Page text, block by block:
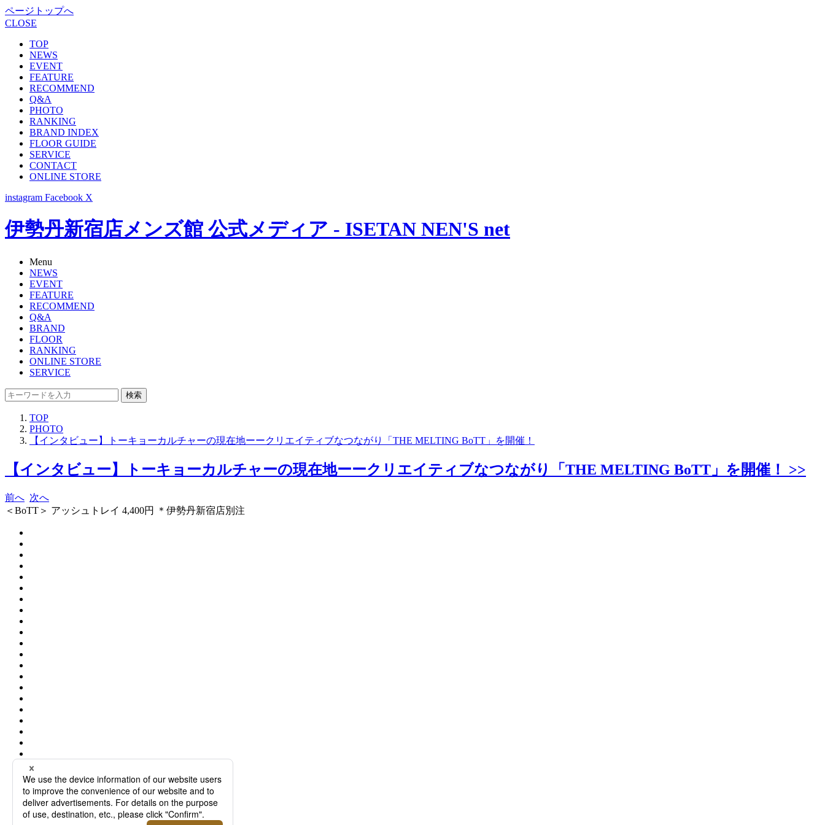
ページトップへ
CLOSE
TOP
NEWS
EVENT
FEATURE
RECOMMEND
Q&A
PHOTO
RANKING
BRAND INDEX
FLOOR GUIDE
SERVICE
CONTACT
ONLINE STORE
instagram Facebook X
伊勢丹新宿店メンズ館 公式メディア - ISETAN NEN'S net
Menu
NEWS
EVENT
FEATURE
RECOMMEND
Q&A
BRAND
FLOOR
RANKING
ONLINE STORE
SERVICE
検索
TOP
PHOTO
【インタビュー】トーキョーカルチャーの現在地ーークリエイティブなつながり「THE MELTING BoTT」を開催！
【インタビュー】トーキョーカルチャーの現在地ーークリエイティブなつながり「THE MELTING BoTT」を開催！ >>
前へ 次へ
＜BoTT＞ アッシュトレイ 4,400円 ＊伊勢丹新宿店別注